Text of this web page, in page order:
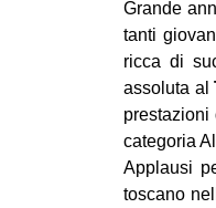
Grande
tanti
ricca di
assoluta al
prestazioni
categoria
Applausi
toscano